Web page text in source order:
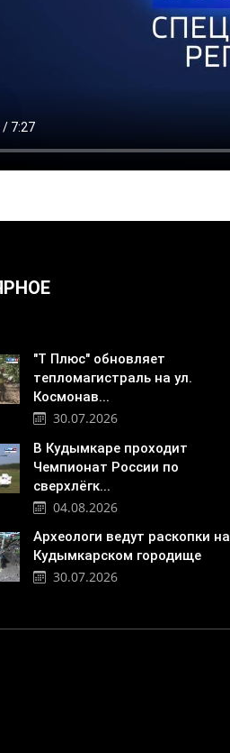
"Т Плюс" обновляет
тепломагистраль на ул.
Космонав...
30.07.2026
В Кудымкаре проходит
Чемпионат России по
сверхлёгк...
04.08.2026
Археологи ведут раскопки на
Кудымкарском городище
30.07.2026